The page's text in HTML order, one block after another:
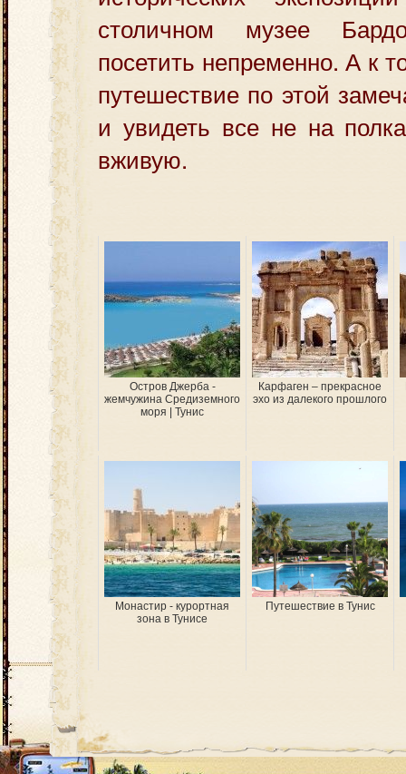
столичном музее
посетить непременно. А к
путешествие по этой
и увидеть все не на
вживую.
Остров Джерба​​ -
жемчужина Средиземного
моря | Тунис
Карфаген – прекрасное
эхо из далекого прошлого
Монастир - курортная
зона в Тунисе
Путешествие в Тунис